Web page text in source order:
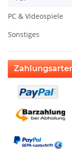
PC & Videospiele
Sonstiges